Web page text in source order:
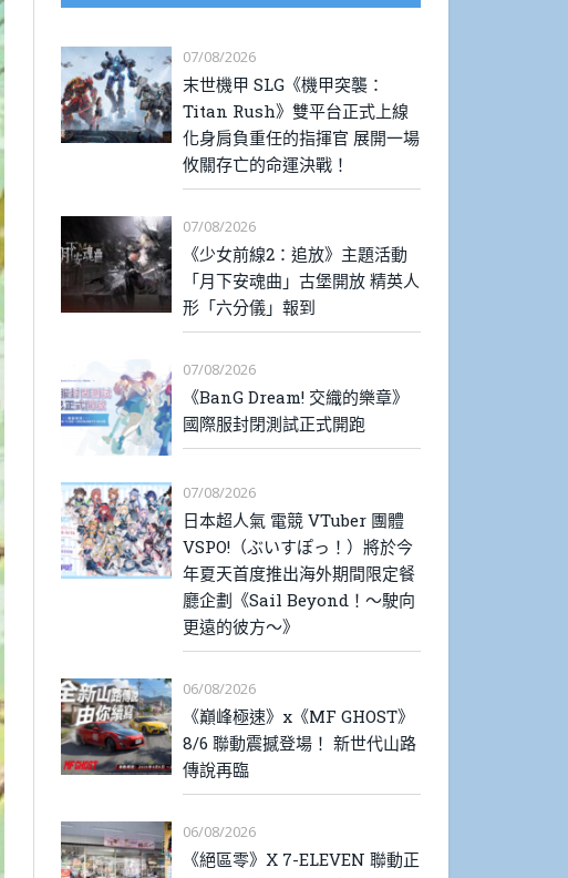
07/08/2026
末世機甲 SLG《機甲突襲：
Titan Rush》雙平台正式上線
化身肩負重任的指揮官 展開一場
攸關存亡的命運決戰！
07/08/2026
《少女前線2：追放》主題活動
「月下安魂曲」古堡開放 精英人
形「六分儀」報到
07/08/2026
《BanG Dream! 交織的樂章》
國際服封閉測試正式開跑
07/08/2026
日本超人氣 電競 VTuber 團體
VSPO!（ぶいすぽっ！）將於今
年夏天首度推出海外期間限定餐
廳企劃《Sail Beyond！～駛向
更遠的彼方～》
06/08/2026
《巔峰極速》x《MF GHOST》
8/6 聯動震撼登場！ 新世代山路
傳說再臨
06/08/2026
《絕區零》X 7-ELEVEN 聯動正